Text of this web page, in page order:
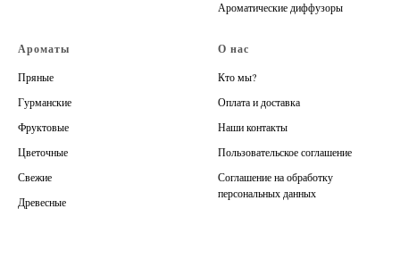
Ароматические диффузоры
Ароматы
Пряные
Гурманские
Фруктовые
Цветочные
Свежие
Древесные
О нас
Кто мы?
Оплата и доставка
Наши контакты
Пользовательское соглашение
Соглашение на обработку
персональных данных